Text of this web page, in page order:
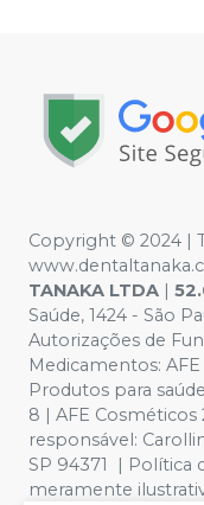
Copyright © 2024 |
TANAKA LTDA
Saúde, 1424 - São
Autorizações de
Medicamentos:
Produtos para
8 | AFE
responsável:
SP 94371
| Política
meramente